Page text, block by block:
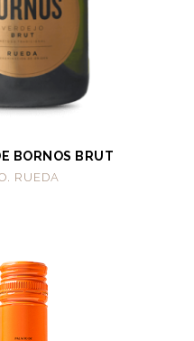
BORNOS BRUT
RUEDA